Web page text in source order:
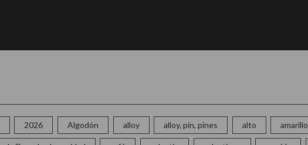
2026 Algodón alloy alloy, pin, pines alto amarillo